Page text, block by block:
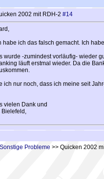
2002 mit RDH-2 #14
habe ich das falsch gemacht. Ich
wurde -zumindest vorläufig- wieder
läuft erstmal wieder. Da die
ich nur noch, dass ich meine seit
vielen Dank und
Bielefeld,
Sonstige Probleme >> Quicken 2002